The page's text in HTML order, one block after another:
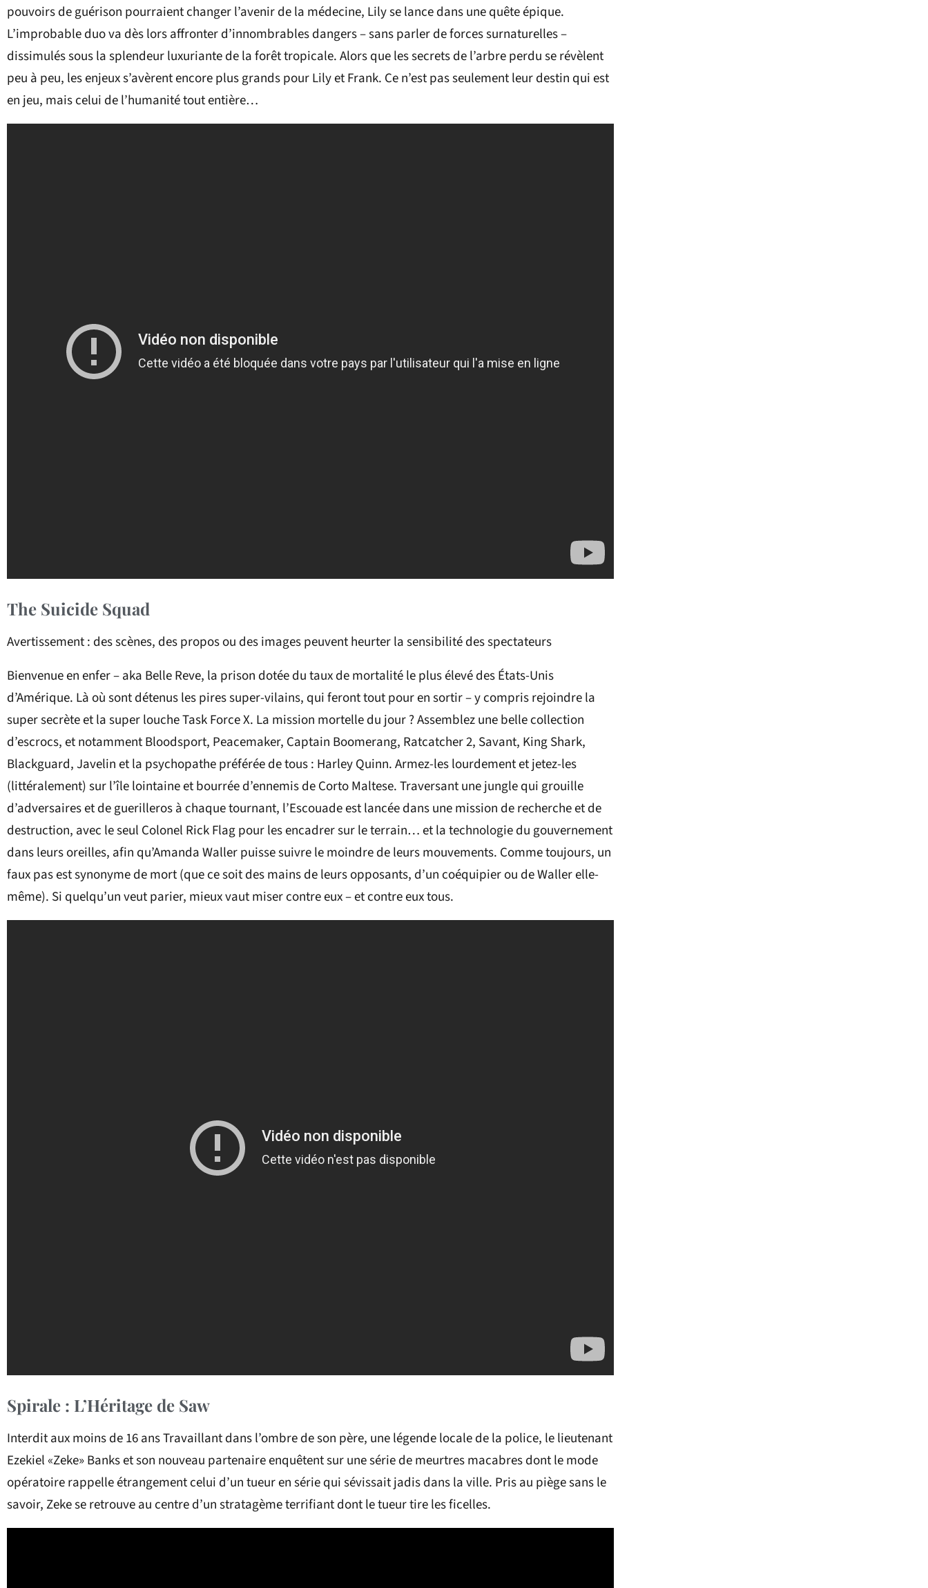
pouvoirs de guérison pourraient changer l’avenir de la médecine, Lily se lance dans une quête épique.
L’improbable duo va dès lors affronter d’innombrables dangers – sans parler de forces surnaturelles –
dissimulés sous la splendeur luxuriante de la forêt tropicale. Alors que les secrets de l’arbre perdu se révèlent
peu à peu, les enjeux s’avèrent encore plus grands pour Lily et Frank. Ce n’est pas seulement leur destin qui est
en jeu, mais celui de l’humanité tout entière…
The Suicide Squad
Avertissement : des scènes, des propos ou des images peuvent heurter la sensibilité des spectateurs
Bienvenue en enfer – aka Belle Reve, la prison dotée du taux de mortalité le plus élevé des États-Unis
d’Amérique. Là où sont détenus les pires super-vilains, qui feront tout pour en sortir – y compris rejoindre la
super secrète et la super louche Task Force X. La mission mortelle du jour ? Assemblez une belle collection
d’escrocs, et notamment Bloodsport, Peacemaker, Captain Boomerang, Ratcatcher 2, Savant, King Shark,
Blackguard, Javelin et la psychopathe préférée de tous : Harley Quinn. Armez-les lourdement et jetez-les
(littéralement) sur l’île lointaine et bourrée d’ennemis de Corto Maltese. Traversant une jungle qui grouille
d’adversaires et de guerilleros à chaque tournant, l’Escouade est lancée dans une mission de recherche et de
destruction, avec le seul Colonel Rick Flag pour les encadrer sur le terrain… et la technologie du gouvernement
dans leurs oreilles, afin qu’Amanda Waller puisse suivre le moindre de leurs mouvements. Comme toujours, un
faux pas est synonyme de mort (que ce soit des mains de leurs opposants, d’un coéquipier ou de Waller elle-
même). Si quelqu’un veut parier, mieux vaut miser contre eux – et contre eux tous.
Spirale : L’Héritage de Saw
Interdit aux moins de 16 ans Travaillant dans l’ombre de son père, une légende locale de la police, le lieutenant
Ezekiel «Zeke» Banks et son nouveau partenaire enquêtent sur une série de meurtres macabres dont le mode
opératoire rappelle étrangement celui d’un tueur en série qui sévissait jadis dans la ville. Pris au piège sans le
savoir, Zeke se retrouve au centre d’un stratagème terrifiant dont le tueur tire les ficelles.